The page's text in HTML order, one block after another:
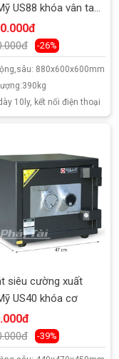
US88 khóa vân tay
-26%
880x600x600mm
10ly, kết nối điện thoại
siêu cường xuất
US40 khóa cơ
-39%